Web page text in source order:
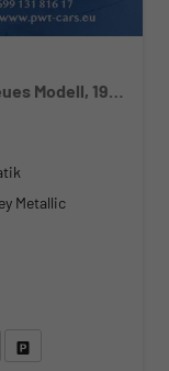
1.5 eTSI 110 kW R-Line DSG Black, neues Modell, 19-Zoll, Winter, sofort
Metallic
an drucken (PDF)